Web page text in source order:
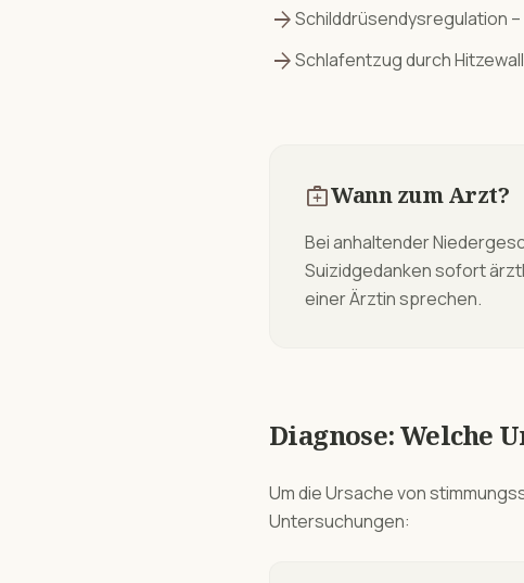
arrow_forwardSchilddrüsendysregulation
arrow_forwardSchlafentzug durch
medical_servicesWann zum Arzt?
Bei anhaltender
Suizidgedanken sofort
einer Ärztin sprechen.
Diagnose: Welche
Um die Ursache von
Untersuchungen: